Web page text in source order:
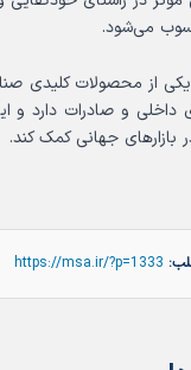
می‌شود.
یکی از محصولات کلیدی
داخلی و صادرات دارد و
بازارهای جهانی کمک کند.
https://msa.ir/?p=1333